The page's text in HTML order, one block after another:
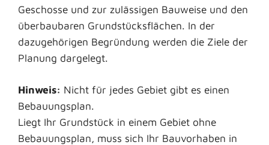
Geschosse und zur zulässigen Bauweise und den
überbaubaren Grundstücksflächen. In der
dazugehörigen Begründung werden die Ziele der
Planung dargelegt.
Hinweis: Nicht für jedes Gebiet gibt es einen
Bebauungsplan.
Liegt Ihr Grundstück in einem Gebiet ohne
Bebauungsplan, muss sich Ihr Bauvorhaben in